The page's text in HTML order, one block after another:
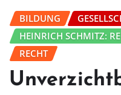
BILDUNG
HEINRICH SCHMITZ:
RECHT